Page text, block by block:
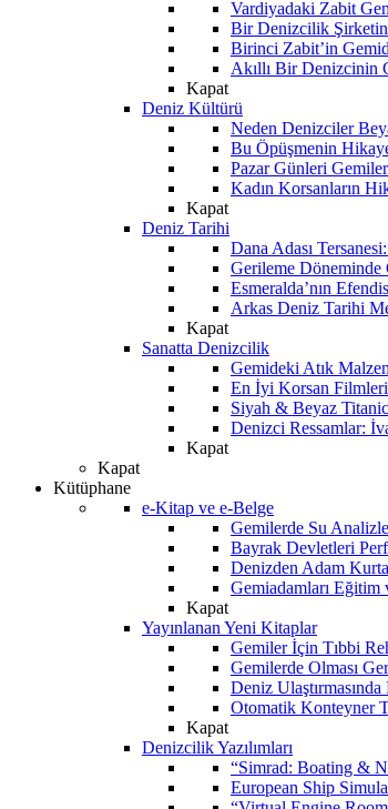
Vardiyadaki Zabit
Bir Denizcilik
Birinci Zabit’in
Akıllı Bir Denizcinin
Kapat
Deniz Kültürü
Neden Denizciler
Bu Öpüşmenin
Pazar Günleri
Kadın Korsanların
Kapat
Deniz Tarihi
Dana Adası
Gerileme Döneminde
Esmeralda’nın
Arkas Deniz Tarihi
Kapat
Sanatta Denizcilik
Gemideki Atık
En İyi Korsan Filmleri
Siyah & Beyaz
Denizci Ressamlar:
Kapat
Kapat
Kütüphane
e-Kitap ve e-Belge
Gemilerde Su
Bayrak Devletleri
Denizden Adam
Gemiadamları Eğitim
Kapat
Yayınlanan Yeni Kitaplar
Gemiler İçin Tıbbi
Gemilerde Olması
Deniz
Otomatik Konteyner
Kapat
Denizcilik Yazılımları
“Simrad: Boating &
European Ship